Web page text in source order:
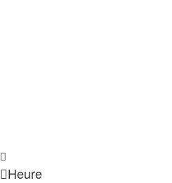
Heure